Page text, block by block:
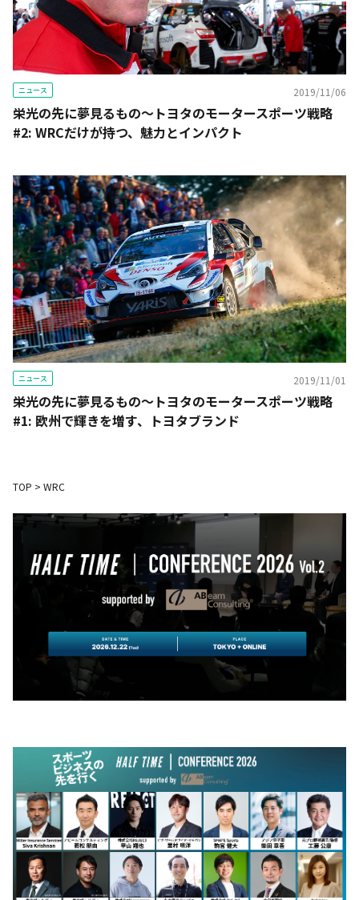
ニュース 2019/11/06
栄光の先に夢見るもの〜トヨタのモータースポーツ戦略
#2: WRCだけが持つ、魅力とインパクト
ニュース 2019/11/01
栄光の先に夢見るもの〜トヨタのモータースポーツ戦略
#1: 欧州で輝きを増す、トヨタブランド
TOP > WRC